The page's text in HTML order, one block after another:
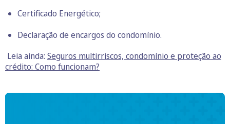
Certificado Energético;
Declaração de encargos do condomínio.
Leia ainda: Seguros multirriscos, condomínio e proteção ao
crédito: Como funcionam?